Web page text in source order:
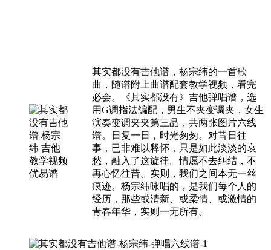
其实都没有吉他谱，杨宗纬的一首歌
曲，随谱附上曲谱配套教学视频，看完
必会。《其实都没有》吉他弹唱谱，选
用G调指法编配，男生不夹变调夹，女生
演奏变调夹夹第三品，共两张图片六线
谱。日复一日，时光匆匆。对昔日往
事，已非难以释怀，只是如此淡淡的哀
愁，融入了这旋律。情愿不去纠结，不
再心忆往昔。实则，我们之间本无一丝
痕迹。杨宗纬咏唱的，是我们每个人的
经历，那些或清新、或柔情、或激情的
青春年华，实则一无所有。